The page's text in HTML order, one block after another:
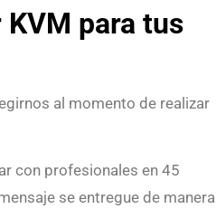
para tus
al momento de realizar
con profesionales en 45
se entregue de manera